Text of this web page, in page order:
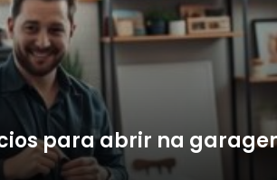
para abrir na